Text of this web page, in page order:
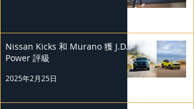
Nissan Kicks 和 Murano 獲 J.D.
Power 評級
2025年2月25日